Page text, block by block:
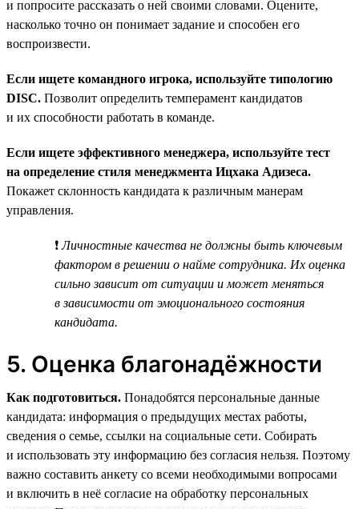
и попросите рассказать о ней своими словами. Оцените,
насколько точно он понимает задание и способен его
воспроизвести.
Если ищете командного игрока, используйте типологию
DISC. Позволит определить темперамент кандидатов
и их способности работать в команде.
Если ищете эффективного менеджера, используйте тест
на определение стиля менеджмента Ицхака Адизеса.
Покажет склонность кандидата к различным манерам
управления.
❗Личностные качества не должны быть ключевым
фактором в решении о найме сотрудника. Их оценка
сильно зависит от ситуации и может меняться
в зависимости от эмоционального состояния
кандидата.
5. Оценка благонадёжности
Как подготовиться. Понадобятся персональные данные
кандидата: информация о предыдущих местах работы,
сведения о семье, ссылки на социальные сети. Собирать
и использовать эту информацию без согласия нельзя. Поэтому
важно составить анкету со всеми необходимыми вопросами
и включить в неё согласие на обработку персональных